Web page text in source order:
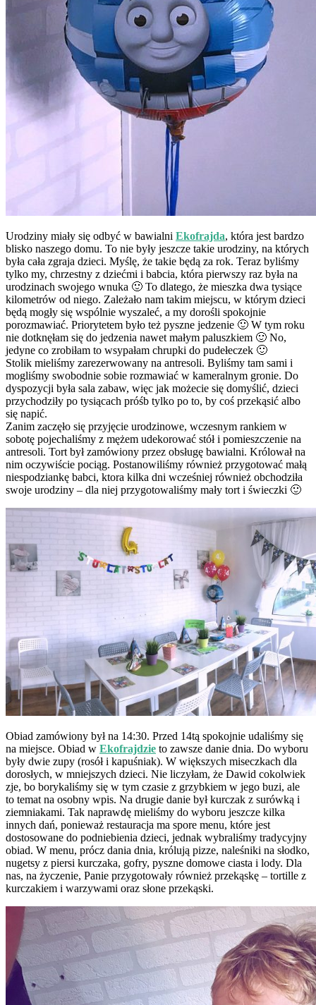
Urodziny miały się odbyć w bawialni Ekofrajda, która jest bardzo
blisko naszego domu. To nie były jeszcze takie urodziny, na których
była cała zgraja dzieci. Myślę, że takie będą za rok. Teraz byliśmy
tylko my, chrzestny z dziećmi i babcia, która pierwszy raz była na
urodzinach swojego wnuka 🙂 To dlatego, że mieszka dwa tysiące
kilometrów od niego. Zależało nam takim miejscu, w którym dzieci
będą mogły się wspólnie wyszaleć, a my dorośli spokojnie
porozmawiać. Priorytetem było też pyszne jedzenie 🙂 W tym roku
nie dotknęłam się do jedzenia nawet małym paluszkiem 🙂 No,
jedyne co zrobiłam to wsypałam chrupki do pudełeczek 🙂
Stolik mieliśmy zarezerwowany na antresoli. Byliśmy tam sami i
mogliśmy swobodnie sobie rozmawiać w kameralnym gronie. Do
dyspozycji była sala zabaw, więc jak możecie się domyślić, dzieci
przychodziły po tysiącach próśb tylko po to, by coś przekąsić albo
się napić.
Zanim zaczęło się przyjęcie urodzinowe, wczesnym rankiem w
sobotę pojechaliśmy z mężem udekorować stół i pomieszczenie na
antresoli. Tort był zamówiony przez obsługę bawialni. Królował na
nim oczywiście pociąg. Postanowiliśmy również przygotować małą
niespodziankę babci, ktora kilka dni wcześniej również obchodziła
swoje urodziny – dla niej przygotowaliśmy mały tort i świeczki 🙂
Obiad zamówiony był na 14:30. Przed 14tą spokojnie udaliśmy się
na miejsce. Obiad w Ekofrajdzie to zawsze danie dnia. Do wyboru
były dwie zupy (rosół i kapuśniak). W większych miseczkach dla
dorosłych, w mniejszych dzieci. Nie liczyłam, że Dawid cokolwiek
zje, bo borykaliśmy się w tym czasie z grzybkiem w jego buzi, ale
to temat na osobny wpis. Na drugie danie był kurczak z surówką i
ziemniakami. Tak naprawdę mieliśmy do wyboru jeszcze kilka
innych dań, ponieważ restauracja ma spore menu, które jest
dostosowane do podniebienia dzieci, jednak wybraliśmy tradycyjny
obiad. W menu, prócz dania dnia, królują pizze, naleśniki na słodko,
nugetsy z piersi kurczaka, gofry, pyszne domowe ciasta i lody. Dla
nas, na życzenie, Panie przygotowały również przekąskę – tortille z
kurczakiem i warzywami oraz słone przekąski.